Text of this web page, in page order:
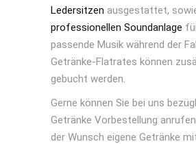
Ledersitzen ausgestattet,
professionellen Soundanlage
passende Musik während der
Getränke-Flatrates können
gebucht werden.
Gerne können Sie bei uns
Getränke Vorbestellung
der Wunsch eigene Getränke